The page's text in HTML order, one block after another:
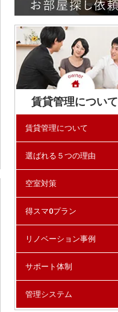
賃貸管理について
賃貸管理について
選ばれる５つの理由
空室対策
得スマ0プラン
リノベーション事例
サポート体制
管理システム